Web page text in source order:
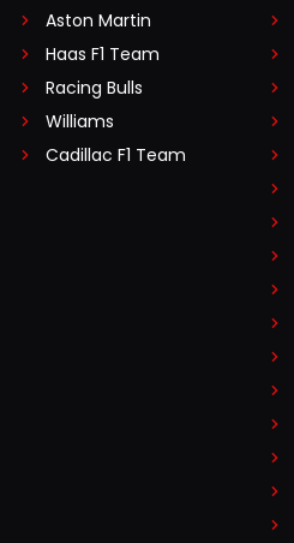
Aston Martin
Haas F1 Team
Racing Bulls
Williams
Cadillac F1 Team